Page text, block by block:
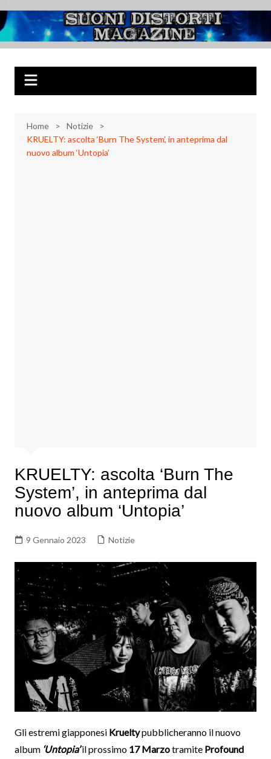
al
contenuto
Suoni Distorti
Magazine
Musica Rock, Metal, Punk e varie sonorità alternative
Home
Notizie
KRUELTY: ascolta ‘Burn The System’, in anteprima dal
nuovo album ‘Untopia’
KRUELTY: ascolta ‘Burn The
System’, in anteprima dal
nuovo album ‘Untopia’
9 Gennaio 2023 Notizie
Gli estremi giapponesi Krueltypubblicheranno il nuovo
album ‘Untopia’il prossimo 17 Marzotramite Profound